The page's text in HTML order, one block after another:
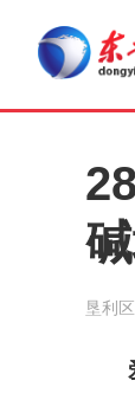
垦利区